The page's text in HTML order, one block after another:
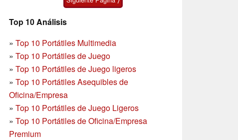
Top 10 Análisis
» Top 10 Portátiles Multimedia
» Top 10 Portátiles de Juego
» Top 10 Portátiles de Juego ligeros
» Top 10 Portátiles Asequibles de
Oficina/Empresa
» Top 10 Portátiles de Juego Ligeros
» Top 10 Portátiles de Oficina/Empresa
Premium